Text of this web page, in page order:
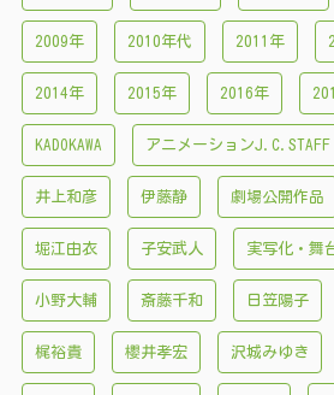
2009年 2010年代 2011年
2014年 2015年 2016年
KADOKAWA アニメーションJ.C.STAFF
井上和彦 伊藤静 劇場公開作品
堀江由衣 子安武人 実写化・舞
小野大輔 斎藤千和 日笠陽子
梶裕貴 櫻井孝宏 沢城みゆき